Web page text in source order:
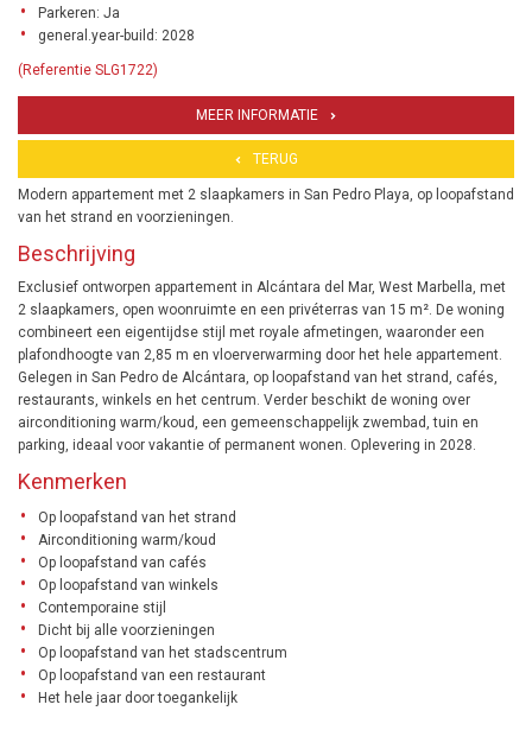
Parkeren: Ja
general.year-build: 2028
(Referentie SLG1722)
MEER INFORMATIE
TERUG
Modern appartement met 2 slaapkamers in San Pedro Playa, op loopafstand
van het strand en voorzieningen.
Beschrijving
Exclusief ontworpen appartement in Alcántara del Mar, West Marbella, met
2 slaapkamers, open woonruimte en een privéterras van 15 m². De woning
combineert een eigentijdse stijl met royale afmetingen, waaronder een
plafondhoogte van 2,85 m en vloerverwarming door het hele appartement.
Gelegen in San Pedro de Alcántara, op loopafstand van het strand, cafés,
restaurants, winkels en het centrum. Verder beschikt de woning over
airconditioning warm/koud, een gemeenschappelijk zwembad, tuin en
parking, ideaal voor vakantie of permanent wonen. Oplevering in 2028.
Kenmerken
Op loopafstand van het strand
Airconditioning warm/koud
Op loopafstand van cafés
Op loopafstand van winkels
Contemporaine stijl
Dicht bij alle voorzieningen
Op loopafstand van het stadscentrum
Op loopafstand van een restaurant
Het hele jaar door toegankelijk